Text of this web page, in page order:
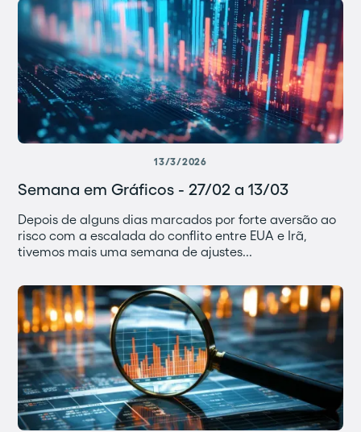
13/3/2026
Semana em Gráficos - 27/02 a 13/03
Depois de alguns dias marcados por forte aversão ao
risco com a escalada do conflito entre EUA e Irã,
tivemos mais uma semana de ajustes...